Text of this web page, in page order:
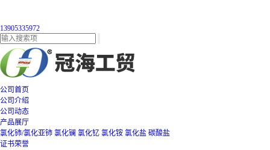
13905335972
公司首页
公司介绍
公司动态
产品展厅
氯化铈/氯化亚铈 氯化镧 氯化钇 氯化铵 氯化盐 碳酸盐
证书荣誉